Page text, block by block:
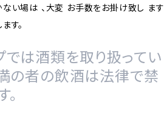
ない場は 、大変 お手数をお掛け致し ます
す。
では酒類を取り扱ってい
の者の飲酒は法律で禁